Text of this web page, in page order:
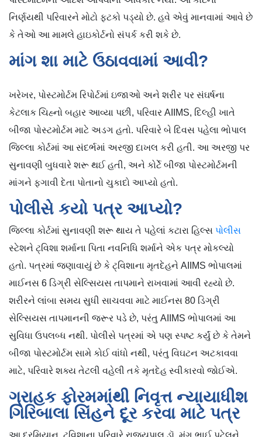
નિર્ણયથી પરિવારને મોટો ફટકો પડ્યો છે. હવે એવું માનવામાં આવે છે
કે તેઓ આ મામલે હાઇકોર્ટનો સંપર્ક કરી શકે છે.
માંગ શા માટે ઉઠાવવામાં આવી?
ખરેખર, પોસ્ટમોર્ટમ રિપોર્ટમાં ઇજાઓ અને શરીર પર સંઘર્ષના
કેટલાક ચિહ્નો બહાર આવ્યા પછી, પરિવાર AIIMS, દિલ્હી ખાતે
બીજા પોસ્ટમોર્ટમ માટે અડગ હતો. પરિવારે બે દિવસ પહેલા ભોપાલ
જિલ્લા કોર્ટમાં આ સંદર્ભમાં અરજી દાખલ કરી હતી. આ અરજી પર
સુનાવણી બુધવારે શરૂ થઈ હતી, અને કોર્ટે બીજા પોસ્ટમોર્ટમની
માંગને ફગાવી દેતા પોતાનો ચુકાદો આપ્યો હતો.
પોલીસે કયો પત્ર આપ્યો?
જિલ્લા કોર્ટમાં સુનાવણી શરૂ થાય તે પહેલાં કટારા હિલ્સ પોલીસ
સ્ટેશને ટ્વિશા શર્માના પિતા નવનિધિ શર્માને એક પત્ર મોકલ્યો
હતો. પત્રમાં જણાવાયું છે કે ટ્વિશાના મૃતદેહને AIIMS ભોપાલમાં
માઈનસ 6 ડિગ્રી સેલ્સિયસ તાપમાને રાખવામાં આવી રહ્યો છે.
શરીરને લાંબા સમય સુધી સાચવવા માટે માઈનસ 80 ડિગ્રી
સેલ્સિયસ તાપમાનની જરૂર પડે છે, પરંતુ AIIMS ભોપાલમાં આ
સુવિધા ઉપલબ્ધ નથી. પોલીસે પત્રમાં એ પણ સ્પષ્ટ કર્યું છે કે તેમને
બીજા પોસ્ટમોર્ટમ સામે કોઈ વાંધો નથી, પરંતુ વિઘટન અટકાવવા
માટે, પરિવારે શક્ય તેટલી વહેલી તકે મૃતદેહ સ્વીકારવો જોઈએ.
ગ્રાહક ફોરમમાંથી નિવૃત્ત ન્યાયાધીશ
ગિરિબાલા સિંહને દૂર કરવા માટે પત્ર
આ દરમિયાન, ટ્વિશાના પરિવારે રાજ્યપાલ ડૉ. મંગુ ભાઈ પટેલને